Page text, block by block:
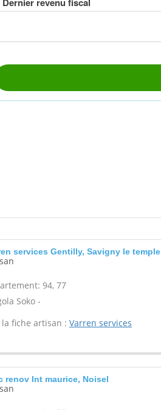
services Gentilly, Savigny le temple
94, 77
Soko -
la fiche artisan : Varren services
renov Int maurice, Noisel